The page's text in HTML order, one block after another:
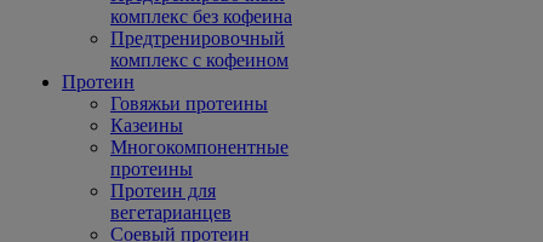
комплекс без кофеина
Предтренировочный
комплекс с кофеином
Протеин
Говяжьи протеины
Казеины
Многокомпонентные
протеины
Протеин для
вегетарианцев
Соевый протеин